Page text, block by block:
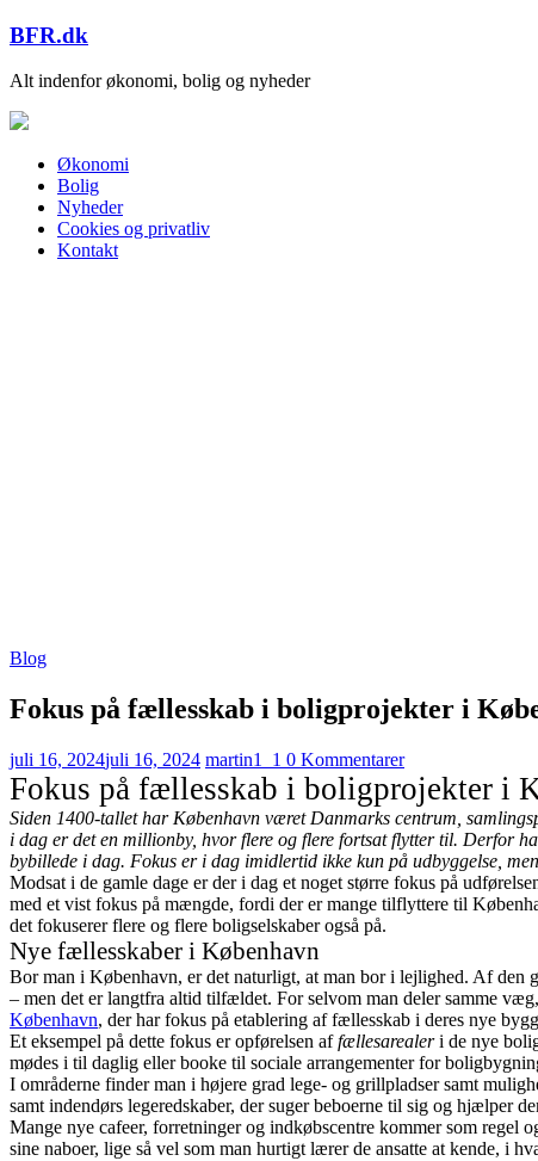
Skip
content
BFR.dk
Alt indenfor økonomi, bolig og nyheder
Økonomi
Bolig
Nyheder
Cookies og privatliv
Kontakt
Blog
Fokus på fællesskab i boligprojekter i
juli 16, 2024juli 16, 2024 martin1_1 0 Kommentarer
Fokus på fællesskab i boligprojekter i
Siden 1400-tallet har København været Danmarks centrum,
i dag er det en millionby, hvor flere og flere fortsat flytter til. Derfor
bybillede i dag. Fokus er i dag imidlertid ikke kun på udbyggelse,
Modsat i de gamle dage er der i dag et noget større fokus på
med et vist fokus på mængde, fordi der er mange tilflyttere til
det fokuserer flere og flere boligselskaber også på.
Nye fællesskaber i København
Bor man i København, er det naturligt, at man bor i lejlighed. Af den
– men det er langtfra altid tilfældet. For selvom man deler samme
København, der har fokus på etablering af fællesskab i deres nye
Et eksempel på dette fokus er opførelsen affællesarealeri de nye
mødes i til daglig eller booke til sociale arrangementer for
I områderne finder man i højere grad lege- og grillpladser samt
samt indendørs legeredskaber, der suger beboerne til sig og hjælper
Mange nye cafeer, forretninger og indkøbscentre kommer som regel
sine naboer, lige så vel som man hurtigt lærer de ansatte at kende, i